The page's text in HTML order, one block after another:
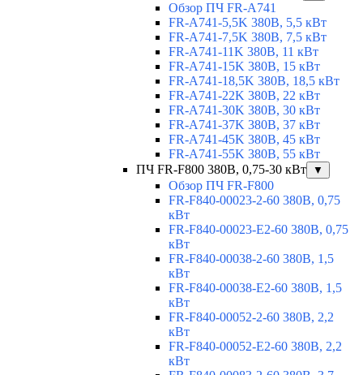
Обзор ПЧ FR-A741
FR-A741-5,5K 380В, 5,5 кВт
FR-A741-7,5K 380В, 7,5 кВт
FR-A741-11K 380В, 11 кВт
FR-A741-15K 380В, 15 кВт
FR-A741-18,5K 380В, 18,5 кВт
FR-A741-22K 380В, 22 кВт
FR-A741-30K 380В, 30 кВт
FR-A741-37K 380В, 37 кВт
FR-A741-45K 380В, 45 кВт
FR-A741-55K 380В, 55 кВт
ПЧ FR-F800 380В, 0,75-30 кВт
▼
Обзор ПЧ FR-F800
FR-F840-00023-2-60 380В, 0,75
кВт
FR-F840-00023-E2-60 380В, 0,75
кВт
FR-F840-00038-2-60 380В, 1,5
кВт
FR-F840-00038-E2-60 380В, 1,5
кВт
FR-F840-00052-2-60 380В, 2,2
кВт
FR-F840-00052-E2-60 380В, 2,2
кВт